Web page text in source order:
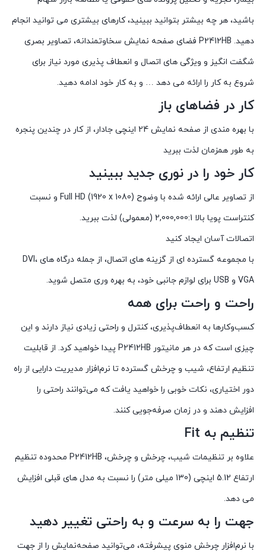
باشید، هر چه بیشتر بتوانید ببینید، کارهای بیشتری می توانید انجام
دهید. P2412HB فضای صفحه نمایش سخاوتمندانه، تصاویر بصری
شگفت انگیز و ویژگی های اتصال و انعطاف پذیری مورد نیاز برای
شروع به کار را ارائه می دهد … و به کار خود ادامه دهید.
کار در فضاهای باز
با بهره مندی از صفحه نمایش 24 اینچی جادار، از کار در چندین پنجره
به طور همزمان لذت ببرید
کار خود را در نوری جدید ببینید
از تصاویر عالی ارائه شده با وضوح Full HD (1920 x 1080) و نسبت
کنتراست پویا بالا 2,000,000:1 (معمولی) لذت ببرید.
اتصالات آسان ایجاد کنید
با مجموعه گسترده ای از گزینه های اتصال، از جمله درگاه های DVI،
VGA و USB برای لوازم جانبی خود، به بهره وری متصل شوید.
راحت و راحت برای همه
کسب‌وکارها به انعطاف‌پذیری، کنترل و راحتی زیادی نیاز دارند و این
چیزی است که در هر مانیتور P2412HB پیدا خواهید کرد. از قابلیت
تنظیم ارتفاع، شیب و چرخش گسترده تا نرم‌افزار مدیریت دارایی از راه
دور اختیاری، نکات خوبی را خواهید یافت که می‌توانند راحتی را
افزایش دهند و در زمان صرفه‌جویی کنند.
تنظیم به Fit
علاوه بر تنظیمات شیب، چرخش و چرخش، P2412HB محدوده تنظیم
ارتفاع 5.12 اینچی (130 میلی متر) را نسبت به مدل های قبلی افزایش
می دهد.
جهت را به سرعت و به راحتی تغییر دهید
با نرم‌افزار چرخش منوی پیشرفته، می‌توانید صفحه‌نمایش را از جهت